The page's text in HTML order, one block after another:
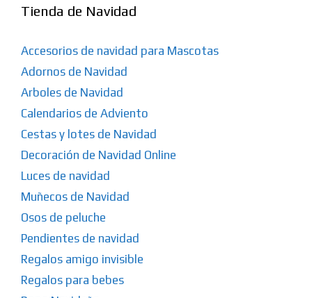
Tienda de Navidad
Accesorios de navidad para Mascotas
Adornos de Navidad
Arboles de Navidad
Calendarios de Adviento
Cestas y lotes de Navidad
Decoración de Navidad Online
Luces de navidad
Muñecos de Navidad
Osos de peluche
Pendientes de navidad
Regalos amigo invisible
Regalos para bebes